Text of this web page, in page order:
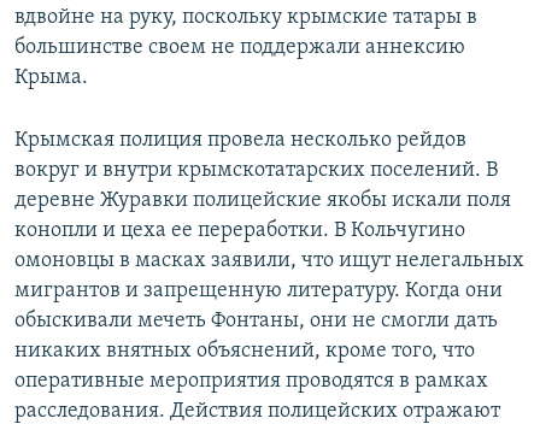
вдвойне на руку, поскольку крымские татары в
большинстве своем не поддержали аннексию
Крыма.
Крымская полиция провела несколько рейдов
вокруг и внутри крымскотатарских поселений. В
деревне Журавки полицейские якобы искали поля
конопли и цеха ее переработки. В Кольчугино
омоновцы в масках заявили, что ищут нелегальных
мигрантов и запрещенную литературу. Когда они
обыскивали мечеть Фонтаны, они не смогли дать
никаких внятных объяснений, кроме того, что
оперативные мероприятия проводятся в рамках
расследования. Действия полицейских отражают